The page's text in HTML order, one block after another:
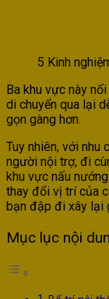
5 Kinh
Ba khu vực này
di chuyển qua lại
gọn gàng hơn.
Tuy nhiên, với nhu
người nội trợ, đi
khu vực nấu
thay đổi vị trí của
bạn đập đi xây lại
Mục lục nội